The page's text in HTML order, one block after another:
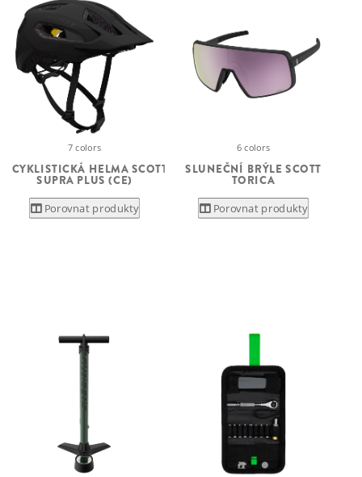
7 colors
CYKLISTICKÁ HELMA SCOTT
SUPRA PLUS (CE)
Porovnat produkty
6 colors
SLUNEČNÍ BRÝLE SCOTT
TORICA
Porovnat produkty